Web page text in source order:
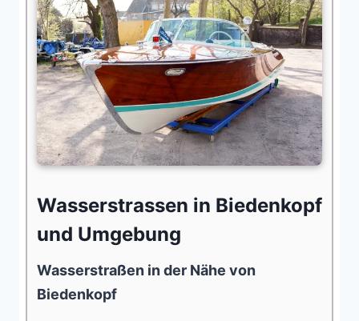
Wasserstrassen in Biedenkopf
und Umgebung
Wasserstraßen in der Nähe von
Biedenkopf